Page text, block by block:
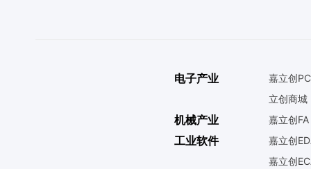
电子产业
嘉立创
立创商城
机械产业 嘉立创FA
工业软件
嘉立创
嘉立创